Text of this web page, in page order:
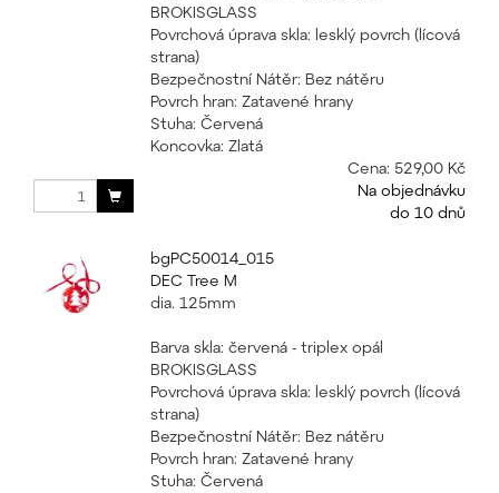
BROKISGLASS
Povrchová úprava skla: lesklý povrch (lícová
strana)
Bezpečnostní Nátěr: Bez nátěru
Povrch hran: Zatavené hrany
Stuha: Červená
Koncovka: Zlatá
Cena: 529,00 Kč
Na objednávku
do 10 dnů
bgPC50014_015
DEC Tree M
dia. 125mm
Barva skla: červená - triplex opál
BROKISGLASS
Povrchová úprava skla: lesklý povrch (lícová
strana)
Bezpečnostní Nátěr: Bez nátěru
Povrch hran: Zatavené hrany
Stuha: Červená